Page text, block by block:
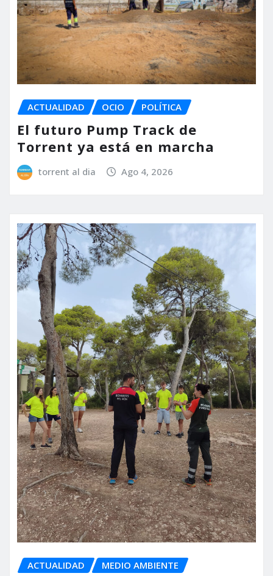
ACTUALIDAD OCIO POLÍTICA
El futuro Pump Track de
Torrent ya está en marcha
torrent al dia Ago 4, 2026
ACTUALIDAD MEDIO AMBIENTE